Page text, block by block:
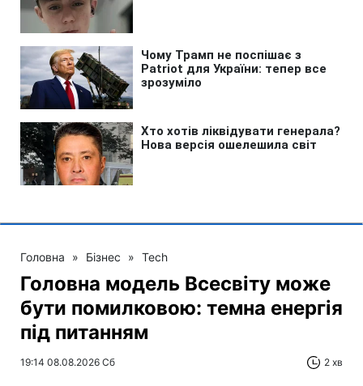
Головна » Бізнес » Tech
Головна модель Всесвіту може
бути помилковою: темна енергія
під питанням
19:14 08.08.2026 Сб 2 хв